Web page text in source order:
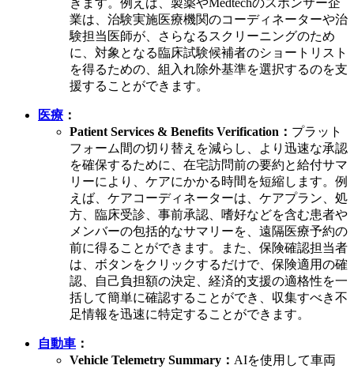
きます。例えば、製薬やMedtechのスポンサー企
業は、治験実施医療機関のコーディネーターや治
験担当医師が、さらなるスクリーニングのため
に、対象となる臨床試験候補者のショートリスト
を得るための、組入れ除外基準を選択するのを支
援することができます。
医療 ：
Patient Services & Benefits Verification： プラット
フォーム間の切り替えを減らし、より迅速な承認
を確保するために、在宅訪問前の要約と給付サマ
リーにより、ケアにかかる時間を短縮します。例
えば、ケアコーディネーターは、ケアプラン、処
方、臨床受診、事前承認、嗜好などを含む患者や
メンバーの包括的なサマリーを、遠隔医療予約の
前に得ることができます。また、保険確認担当者
は、ボタンをクリックするだけで、保険適用の確
認、自己負担額の決定、経済的支援の適格性を一
括して簡単に確認することができ、収集すべき不
足情報を迅速に特定することができます。
自動車 ：
Vehicle Telemetry Summary： AIを使用して車両